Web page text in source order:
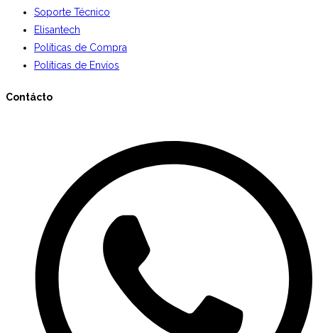
Soporte Técnico
Elisantech
Políticas de Compra
Políticas de Envíos
Contácto